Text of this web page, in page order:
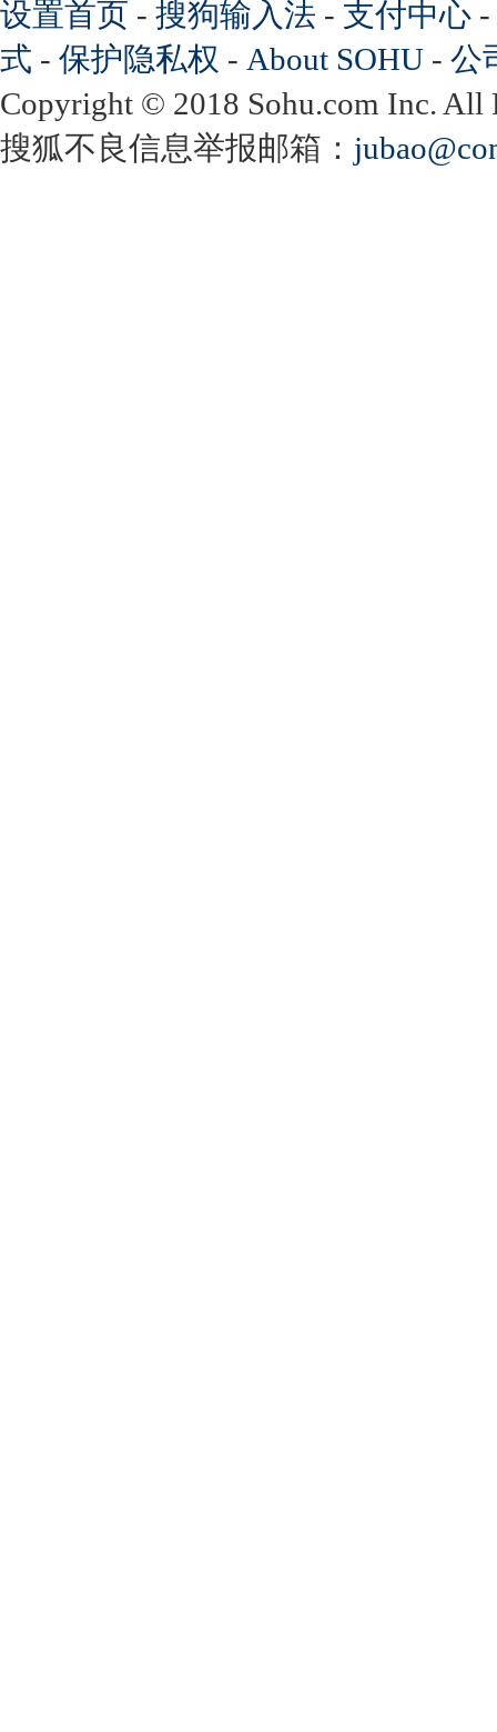
设置首页 - 搜狗输入法 - 支付中心 -
式 - 保护隐私权 - About SOHU - 公
Copyright © 2018 Sohu.com Inc.
搜狐不良信息举报邮箱：